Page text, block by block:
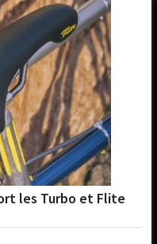
les Turbo et Flite